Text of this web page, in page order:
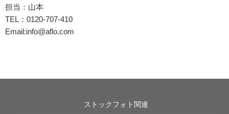
担当：山本
TEL：0120-707-410
Email:info@aflo.com
ストックフォト関連